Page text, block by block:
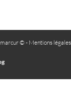
© - Mentions légales